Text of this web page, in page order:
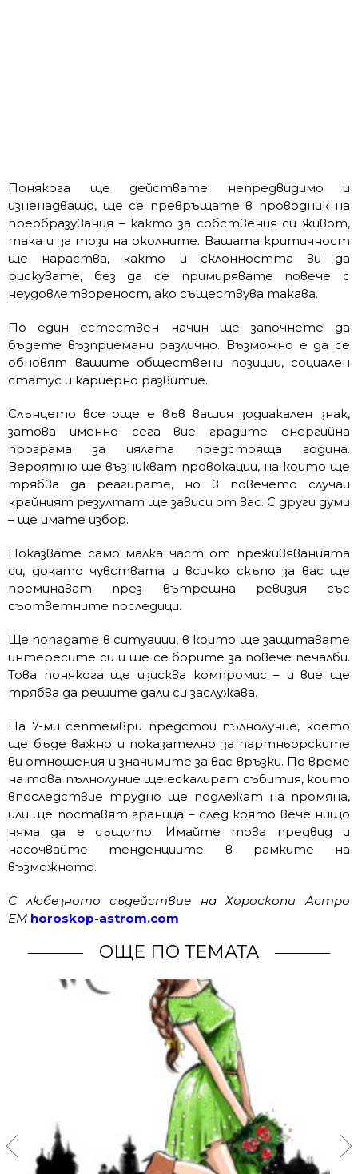
Понякога ще действате непредвидимо и
изненадващо, ще се превръщате в проводник на
преобразувания – както за собствения си живот,
така и за този на околните. Вашата критичност
ще нараства, както и склонността ви да
рискувате, без да се примирявате повече с
неудовлетвореност, ако съществува такава.
По един естествен начин ще започнете да
бъдете възприемани различно. Възможно е да се
обновят вашите обществени позиции, социален
статус и кариерно развитие.
Слънцето все още е във вашия зодиакален знак,
затова именно сега вие градите енергийна
програма за цялата предстояща година.
Вероятно ще възникват провокации, на които ще
трябва да реагирате, но в повечето случаи
крайният резултат ще зависи от вас. С други думи
– ще имате избор.
Показвате само малка част от преживяванията
си, докато чувствата и всичко скъпо за вас ще
преминават през вътрешна ревизия със
съответните последици.
Ще попадате в ситуации, в които ще защитавате
интересите си и ще се борите за повече печалби.
Това понякога ще изисква компромис – и вие ще
трябва да решите дали си заслужава.
На 7-ми септември предстои пълнолуние, което
ще бъде важно и показателно за партньорските
ви отношения и значимите за вас връзки. По време
на това пълнолуние ще ескалират събития, които
впоследствие трудно ще подлежат на промяна,
или ще поставят граница – след която вече нищо
няма да е същото. Имайте това предвид и
насочвайте тенденциите в рамките на
възможното.
С любезното съдействие на Хороскопи Астро
ЕМ horoskop-astrom.com
ОЩЕ ПО ТЕМАТА